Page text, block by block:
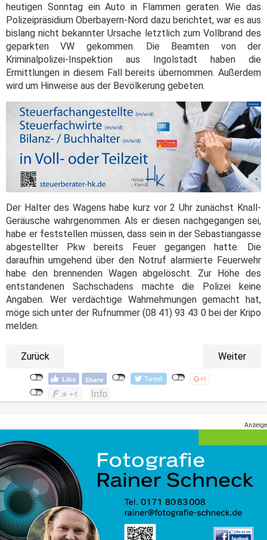
heutigen Sonntag ein Auto in Flammen geraten. Wie das
Polizeipräsidium Oberbayern-Nord dazu berichtet, war es aus
bislang nicht bekannter Ursache letztlich zum Vollbrand des
geparkten VW gekommen. Die Beamten von der
Kriminalpolizei-Inspektion aus Ingolstadt haben die
Ermittlungen in diesem Fall bereits übernommen. Außerdem
wird um Hinweise aus der Bevölkerung gebeten.
Der Halter des Wagens habe kurz vor 2 Uhr zunächst Knall-
Geräusche wahrgenommen. Als er diesen nachgegangen sei,
habe er feststellen müssen, dass sein in der Sebastiangasse
abgestellter Pkw bereits Feuer gegangen hatte. Die
daraufhin umgehend über den Notruf alarmierte Feuerwehr
habe den brennenden Wagen abgelöscht. Zur Höhe des
entstandenen Sachschadens machte die Polizei keine
Angaben. Wer verdächtige Wahrnehmungen gemacht hat,
möge sich unter der Rufnummer (08 41) 93 43 0 bei der Kripo
melden.
Zurück Weiter
Anzeige